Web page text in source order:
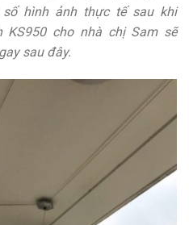
số hình ảnh thực tế sau khi
KS950 cho nhà chị Sam sẽ
sau đây.